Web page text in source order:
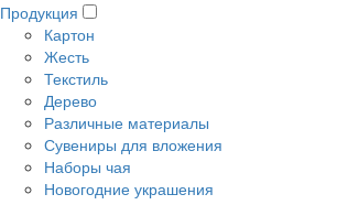
Продукция
Картон
Жесть
Текстиль
Дерево
Различные материалы
Сувениры для вложения
Наборы чая
Новогодние украшения